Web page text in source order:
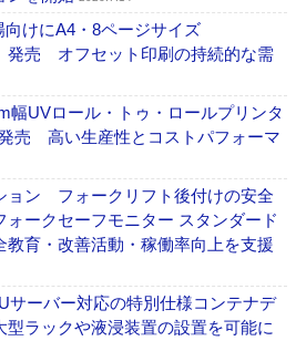
けにA4・8ページサイズ
発売 オフセット印刷の持続的な需
UVロール・トゥ・ロールプリンタ
売 高い生産性とコストパフォーマ
ョン フォークリフト後付けの安全
ークセーフモニター スタンダード
育・改善活動・稼働率向上を支援
ーバー対応の特別仕様コンテナデ
ラックや液浸装置の設置を可能に